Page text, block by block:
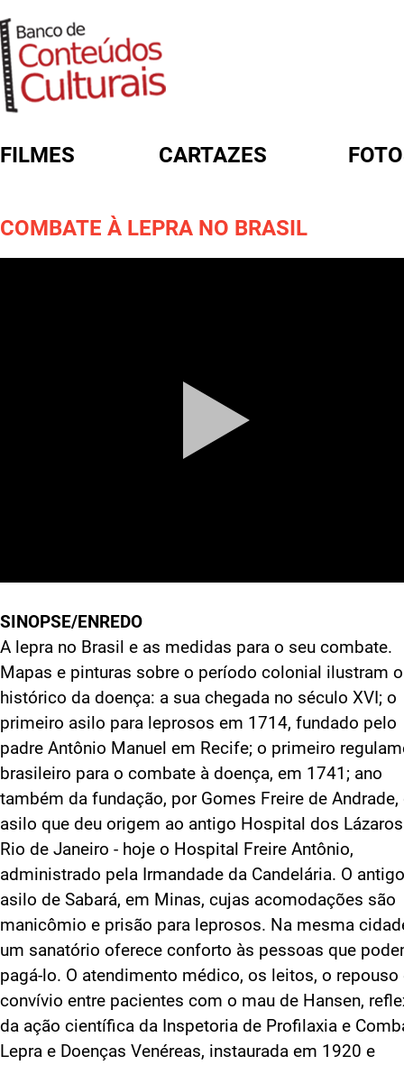
FILMES CARTAZES
COMBATE À LEPRA NO BRASIL
SINOPSE/ENREDO
A lepra no Brasil e as medidas para o seu combate.
Mapas e pinturas sobre o período colonial ilustram o
histórico da doença: a sua chegada no século XVI; o
primeiro asilo para leprosos em 1714, fundado pelo
padre Antônio Manuel em Recife; o primeiro
brasileiro para o combate à doença, em 1741; ano
também da fundação, por Gomes Freire de Andrade,
asilo que deu origem ao antigo Hospital dos
Rio de Janeiro - hoje o Hospital Freire Antônio,
administrado pela Irmandade da Candelária. O antigo
asilo de Sabará, em Minas, cujas acomodações são
manicômio e prisão para leprosos. Na mesma
um sanatório oferece conforto às pessoas que
pagá-lo. O atendimento médico, os leitos, o repouso
convívio entre pacientes com o mau de Hansen,
da ação científica da Inspetoria de Profilaxia e
Lepra e Doenças Venéreas, instaurada em 1920 e
FORMULÁRIO DE BUSCA